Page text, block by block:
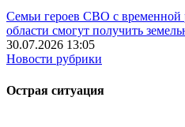
Семьи героев СВО с временной
области смогут получить
30.07.2026 13:05
Новости рубрики
Острая ситуация